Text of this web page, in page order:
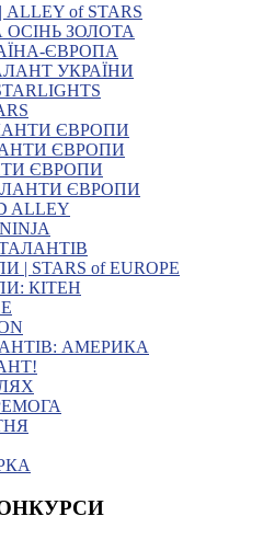
of STARS
ОСІНЬ ЗОЛОТА
ЄВРОПА
УКРАЇНИ
ЄВРОПИ
ЄВРОПИ
ЄВРОПИ
ЄВРОПИ
ALLEY
| STARS of EUROPE
КІТЕН
АМЕРИКА